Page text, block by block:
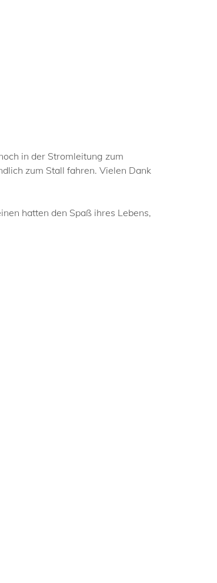
in der Stromleitung zum
zum Stall fahren. Vielen Dank
hatten den Spaß ihres Lebens,